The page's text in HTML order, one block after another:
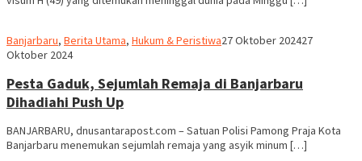
Banjarbaru, Berita Utama, Hukum & PeristiwaRedaksi
27 Oktober 202427
Oktober 2024
Pesta Gaduk, Sejumlah Remaja di Banjarbaru
Dihadiahi Push Up
BANJARBARU, dnusantarapost.com – Satuan Polisi Pamong Praja Kota
Banjarbaru menemukan sejumlah remaja yang asyik minum […]